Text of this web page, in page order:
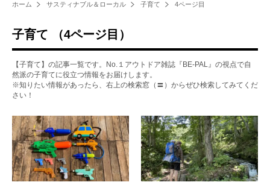
ホーム サスティナブル＆ローカル 子育て 4ページ目
子育て （4ページ目）
【子育て】の記事一覧です。No.１アウトドア雑誌『BE-PAL』の視点で自
然派の子育てに役立つ情報をお届けします。
※知りたい情報があったら、右上の検索窓（〓）からぜひ検索してみてくだ
さい！